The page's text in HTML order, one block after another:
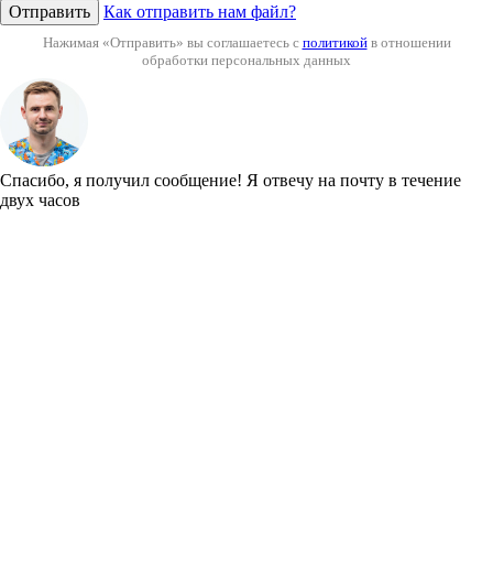
Отправить Как отправить нам файл?
Нажимая «Отправить» вы соглашаетесь с политикойв отношении
обработки персональных данных
Спасибо, я получил сообщение! Я отвечу на почту в течение
двух часов